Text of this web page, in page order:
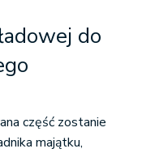
do
część zostanie
majątku,